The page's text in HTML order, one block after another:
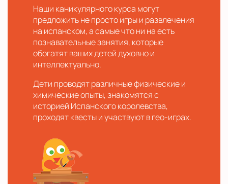
Наши каникулярного курса могут
предложить не просто игры и развлечения
на испанском, а самые что ни на есть
познавательные занятия, которые
обогатят ваших детей духовно и
интеллектуально.
Дети проводят различные физические и
химические опыты, знакомятся с
историей Испанского королевства,
проходят квесты и участвуют в гео-играх.